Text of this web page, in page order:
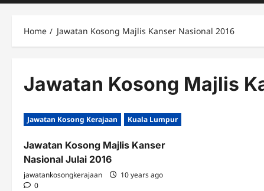
Home Jawatan Kosong Majlis Kanser Nasional 2016
Jawatan Kosong Majlis
Jawatan Kosong Kerajaan Kuala Lumpur
Jawatan Kosong Majlis Kanser
Nasional Julai 2016
jawatankosongkerajaan
10 years ago
0